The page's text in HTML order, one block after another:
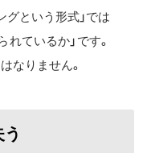
グという形式」では
れているか」です。
なりません。